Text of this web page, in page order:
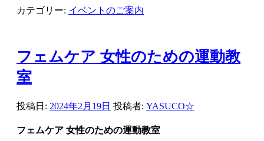
カテゴリー: イベントのご案内
フェムケア 女性のための運動教
室
投稿日: 2024年2月19日 投稿者: YASUCO☆
フェムケア 女性のための運動教室